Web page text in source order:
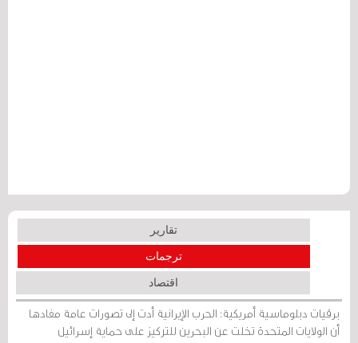
تقارير
ترجمات
اقتصاد
برقيات دبلوماسية أمريكية: الحرب الإيرانية أدت إلى تصورات عامة مفادها
أن الولايات المتحدة تخلت عن البحرين للتركيز على حماية إسرائيل